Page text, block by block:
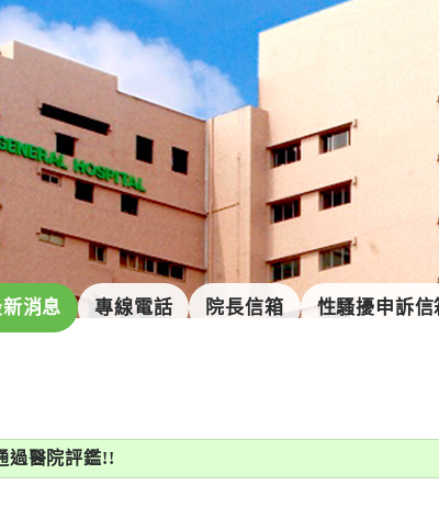
消息 專線電話 院長信箱 性騷擾申訴信
過醫院評鑑!!